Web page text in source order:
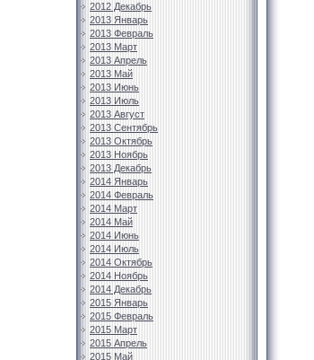
2012 Декабрь
2013 Январь
2013 Февраль
2013 Март
2013 Апрель
2013 Май
2013 Июнь
2013 Июль
2013 Август
2013 Сентябрь
2013 Октябрь
2013 Ноябрь
2013 Декабрь
2014 Январь
2014 Февраль
2014 Март
2014 Май
2014 Июнь
2014 Июль
2014 Октябрь
2014 Ноябрь
2014 Декабрь
2015 Январь
2015 Февраль
2015 Март
2015 Апрель
2015 Май